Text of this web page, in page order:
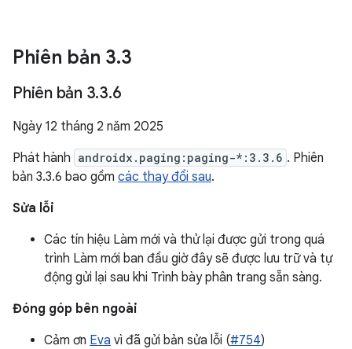
Phiên bản 3.3
Phiên bản 3.3.6
Ngày 12 tháng 2 năm 2025
Phát hành androidx.paging:paging-*:3.3.6 . Phiên
bản 3.3.6 bao gồm các thay đổi sau.
Sửa lỗi
Các tín hiệu Làm mới và thử lại được gửi trong quá
trình Làm mới ban đầu giờ đây sẽ được lưu trữ và tự
động gửi lại sau khi Trình bày phân trang sẵn sàng.
Đóng góp bên ngoài
Cảm ơn Eva vì đã gửi bản sửa lỗi (#754)